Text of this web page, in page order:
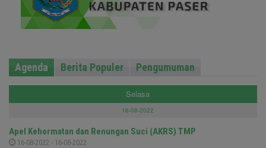
Agenda Berita Populer Pengumuman
Selasa
16-08-2022
Apel Kehormatan dan Renungan Suci (AKRS) TMP
16-08-2022 - 16-08-2022